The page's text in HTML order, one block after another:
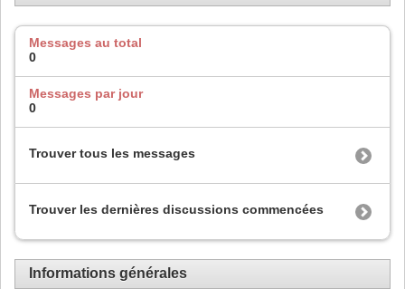
Messages au total
0
Messages par jour
0
Trouver tous les messages
Trouver les dernières discussions commencées
Informations générales